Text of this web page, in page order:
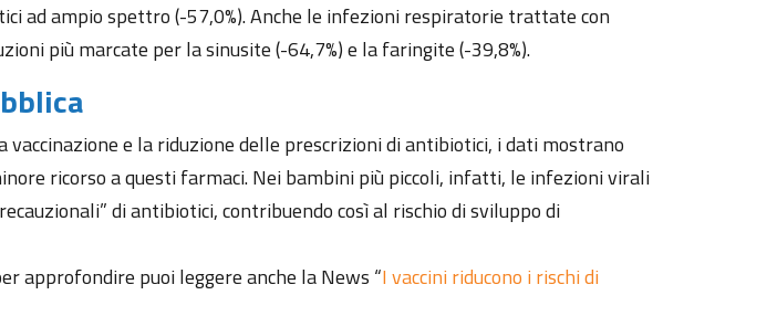
ad ampio spettro (-57,0%). Anche le infezioni respiratorie trattate con
più marcate per la sinusite (-64,7%) e la faringite (-39,8%).
e la riduzione delle prescrizioni di antibiotici, i dati mostrano
ricorso a questi farmaci. Nei bambini più piccoli, infatti, le infezioni virali
di antibiotici, contribuendo così al rischio di sviluppo di
approfondire puoi leggere anche la News “I vaccini riducono i rischi di